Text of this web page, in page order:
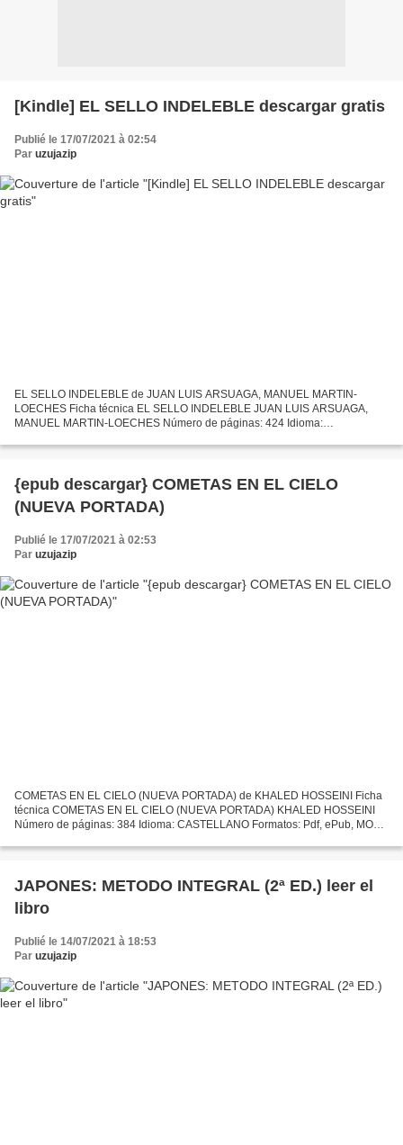
[Kindle] EL SELLO INDELEBLE descargar gratis
Publié le 17/07/2021 à 02:54
Par uzujazip
EL SELLO INDELEBLE de JUAN LUIS ARSUAGA, MANUEL MARTIN-
LOECHES Ficha técnica EL SELLO INDELEBLE JUAN LUIS ARSUAGA,
MANUEL MARTIN-LOECHES Número de páginas: 424 Idioma:
Editorial: DEBATE Año...
{epub descargar} COMETAS EN EL CIELO
(NUEVA PORTADA)
Publié le 17/07/2021 à 02:53
Par uzujazip
COMETAS EN EL CIELO (NUEVA PORTADA) de KHALED HOSSEINI Ficha
técnica COMETAS EN EL CIELO (NUEVA PORTADA) KHALED HOSSEINI
Número de páginas: 384 Idioma: CASTELLANO Formatos: Pdf, ePub, MOBI,
(PUBLICACIONES...
JAPONES: METODO INTEGRAL (2ª ED.) leer el
libro
Publié le 14/07/2021 à 18:53
Par uzujazip